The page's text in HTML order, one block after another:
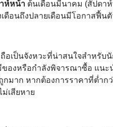
ห์หน้า ต้นเดือนมีนาคม (สัปดา
ดือนถึงปลายเดือนมีโอกาสฟื้
อเป็นจังหวะที่น่าสนใจสำหรั
ของหรือกำลังพิจารณาซื้อ แน
กมาก หากต้องการราคาที่ต่ำก
ม่เสียหาย